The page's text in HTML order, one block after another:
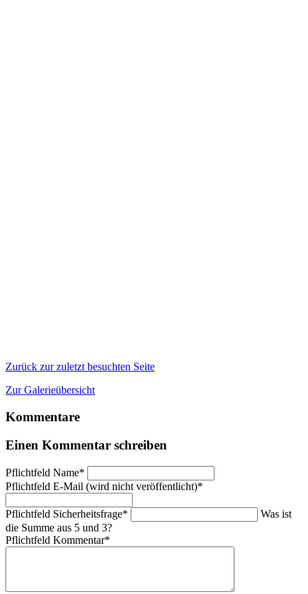
Zurück zur zuletzt besuchten Seite
Zur Galerieübersicht
Kommentare
Einen Kommentar schreiben
Pflichtfeld Name*
Pflichtfeld E-Mail (wird nicht veröffentlicht)*
Pflichtfeld Sicherheitsfrage*
Was ist
die Summe aus 5 und 3?
Pflichtfeld Kommentar*